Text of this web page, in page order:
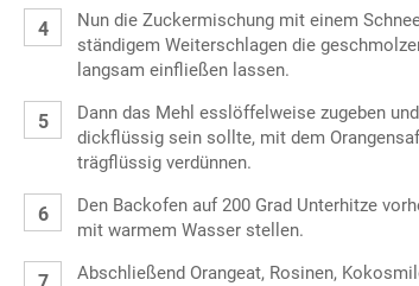
Nun die Zuckermischung mit einem
ständigem Weiterschlagen die
langsam einfließen lassen.
Dann das Mehl esslöffelweise zugeben
dickflüssig sein sollte, mit dem
trägflüssig verdünnen.
Den Backofen auf 200 Grad Unterhitze
mit warmem Wasser stellen.
Abschließend Orangeat, Rosinen,